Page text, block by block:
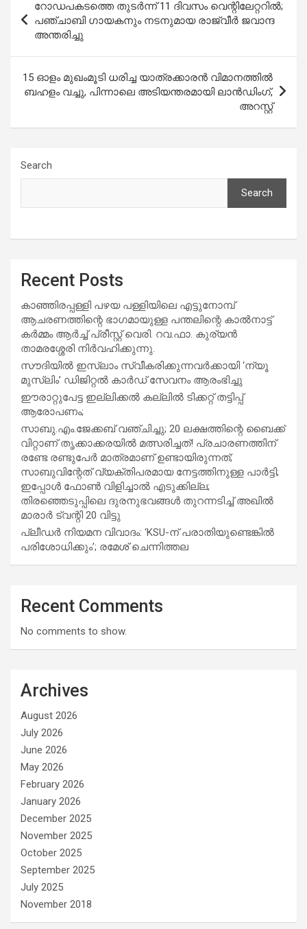
navigation
റോഡപകടത്തെ തുടർന്ന് 11 ദിവസം വെന്റിലേറ്ററിൽ;
പഞ്ചാബി ഗായകനും നടനുമായ രാജ്‌വീർ ജവാന്ദ
അന്തരിച്ചു
15 ഓളം മുഖംമൂടി ധരിച്ച യാത്രക്കാരന്‍ വിമാനത്തിൽ
ബഹളം വച്ചു, പിന്നാലെ അടിയന്തരമായി ലാൻഡിംഗ്,
അറസ്റ്റ്
Search
Search
Recent Posts
കാഞ്ഞിരപ്പള്ളി പഴയ പള്ളിയിലെ എട്ടുനോമ്പ്
ആചരണത്തിന്റെ ഭാഗമായുള്ള പന്തലിന്റെ കാൽനാട്ട്
കർമ്മം ആർച്ച് പ്രീസ്റ്റ് വെരി. റവ.ഫാ. കുര്യൻ
താമരശ്ശേരി നിർവഹിക്കുന്നു.
സൗദിയില്‍ ഇസ്‌ലാം സ്വീകരിക്കുന്നവര്‍ക്കായി ‘ന്യൂ
മുസ്ലിം’ ഡിജിറ്റല്‍ കാര്‍ഡ് സേവനം ആരംഭിച്ചു
ഈരാറ്റുപേട്ട ഇല്ലിക്കൽ കല്ലിൽ ടിക്കറ്റ് തട്ടിപ്പ്
ആരോപണം;
സാബു.എം.ജേക്കബ് വഞ്ചിച്ചു; 20 ലക്ഷത്തിന്റെ ബൈക്ക്
വിറ്റാണ് തൃക്കാക്കരയില്‍ മത്സരിച്ചത്! പ്രചാരണത്തിന്
രണ്ടേ രണ്ടുപേര്‍ മാത്രമാണ് ഉണ്ടായിരുന്നത്;
സാബുവിന്റേത് വ്യക്തിപരമായ നേട്ടത്തിനുള്ള പാര്‍ട്ടി;
ഇപ്പോള്‍ ഫോണ്‍ വിളിച്ചാല്‍ എടുക്കില്ല;
തിരഞ്ഞെടുപ്പിലെ ദുരനുഭവങ്ങള്‍ തുറന്നടിച്ച് അഖില്‍
മാരാര്‍ ട്വന്റി 20 വിട്ടു
പ്ലീഡർ നിയമന വിവാദം: ‘KSU-ന് പരാതിയുണ്ടെങ്കിൽ
പരിശോധിക്കും’; രമേശ് ചെന്നിത്തല
Recent Comments
No comments to show.
Archives
August 2026
July 2026
June 2026
May 2026
February 2026
January 2026
December 2025
November 2025
October 2025
September 2025
July 2025
November 2018